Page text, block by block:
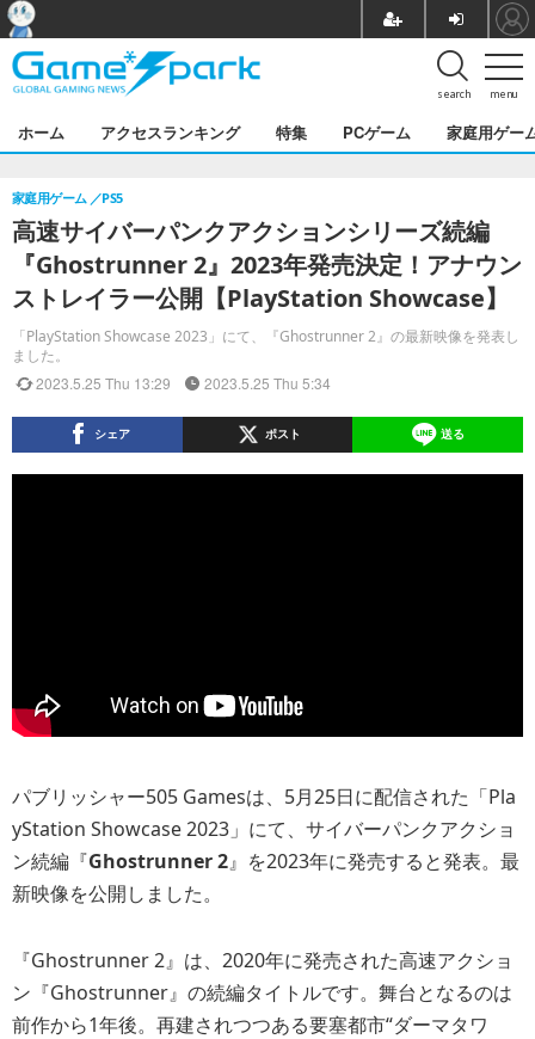
menu
search
ホーム アクセスランキング 特集 PCゲーム 家庭用ゲー
高速サイバーパンクアクションシリーズ続編
『Ghostrunner 2』2023年発売決定！アナウン
ストレイラー公開【PlayStation Showcase】
「PlayStation Showcase 2023」にて、『Ghostrunner 2』の最新映像を発表し
ました。
家庭用ゲーム PS5
2023.5.25 Thu 13:29 2023.5.25 Thu 5:34
シェア ポスト 送る
パブリッシャー505 Gamesは、5月25日に配信された「Pla
yStation Showcase 2023」にて、サイバーパンクアクショ
ン続編『Ghostrunner 2』を2023年に発売すると発表。最
新映像を公開しました。
『Ghostrunner 2』は、2020年に発売された高速アクショ
ン『Ghostrunner』の続編タイトルです。舞台となるのは
前作から1年後。再建されつつある要塞都市“ダーマタワ